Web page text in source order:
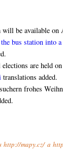
will be available on
bus station into a
are held
translations added.
frohes
mapy.cz/ a